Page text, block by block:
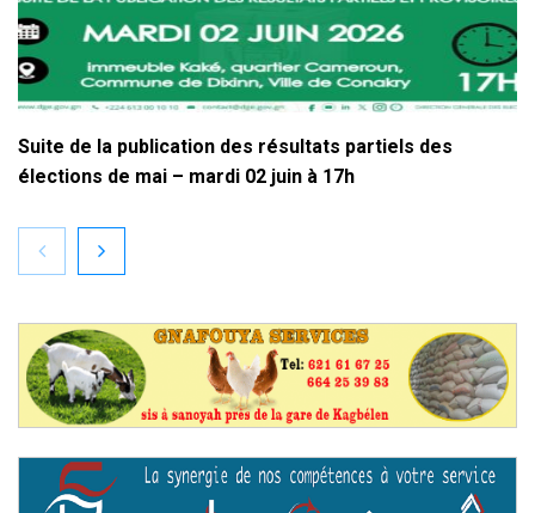
Suite de la publication des résultats partiels des
élections de mai – mardi 02 juin à 17h